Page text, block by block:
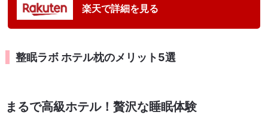
楽天で詳細を見る
整眠ラボ ホテル枕のメリット5選
まるで高級ホテル！贅沢な睡眠体験